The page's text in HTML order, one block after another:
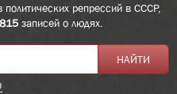
репрессий в СССР,
записей о людях.